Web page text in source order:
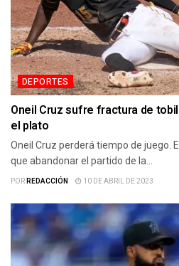
DEPORTES
Oneil Cruz sufre fractura de
el plato
Oneil Cruz perderá tiempo de juego.
que abandonar el partido de la...
PORREDACCIÓN 10 DE ABRIL DE 2023